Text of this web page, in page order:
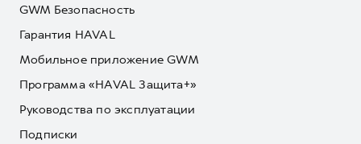
GWM Безопасность
Гарантия HAVAL
Мобильное приложение GWM
Программа «HAVAL Защита+»
Руководства по эксплуатации
Подписки